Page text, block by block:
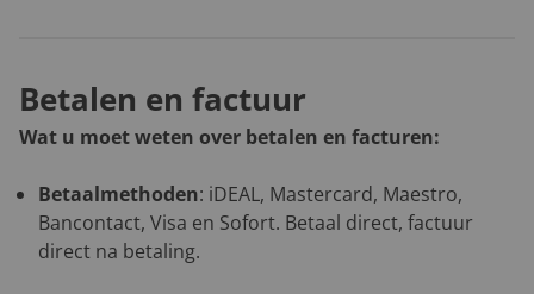
Betalen en factuur
Wat u moet weten over betalen en facturen:
Betaalmethoden: iDEAL, Mastercard, Maestro,
Bancontact, Visa en Sofort. Betaal direct, factuur
direct na betaling.